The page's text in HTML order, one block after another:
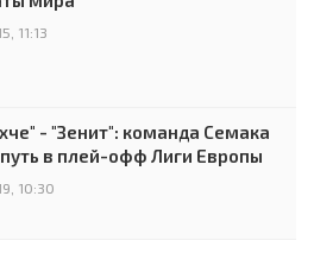
11:13
- "Зенит": команда Семака
в плей-офф Лиги Европы
10:30